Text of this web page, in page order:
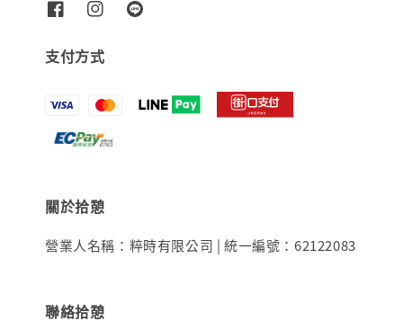
支付方式
關於拾憩
營業人名稱：粹時有限公司 | 統一編號：62122083
聯絡拾憩